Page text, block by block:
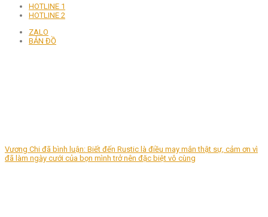
HOTLINE 1
HOTLINE 2
ZALO
BẢN ĐỒ
Vương Chi đã bình luận: Biết đến Rustic là điều may mắn thật sự, cảm ơn vì
đã làm ngày cưới của bọn mình trở nên đặc biệt vô cùng